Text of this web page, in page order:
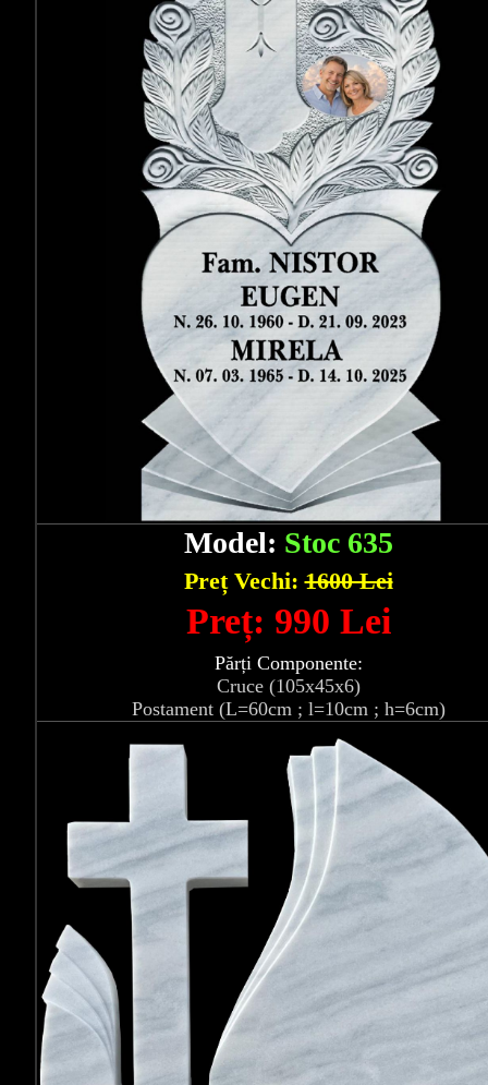
Model: Stoc 635
Preț Vechi:1600 Lei
Preț: 990 Lei
Părți Componente:
Cruce (105x45x6)
Postament (L=60cm ; l=10cm ; h=6cm)